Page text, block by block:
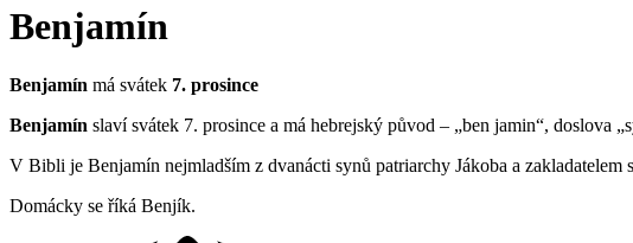
Benjamín
Benjamín má svátek 7. prosince
Benjamín slaví svátek 7. prosince a má hebrejský původ – „ben jamin“, doslova
V Bibli je Benjamín nejmladším z dvanácti synů patriarchy Jákoba a
Domácky se říká Benjík.